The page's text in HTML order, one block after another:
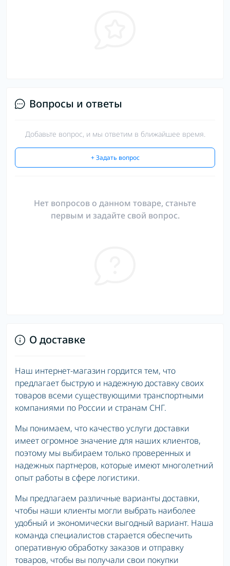
Вопросы и ответы
Добавьте вопрос, и мы ответим в ближайшее время.
+ Задать вопрос
Нет вопросов о данном товаре, станьте
первым и задайте свой вопрос.
О доставке
Наш интернет-магазин гордится тем, что
предлагает быструю и надежную доставку своих
товаров всеми существующими транспортными
компаниями по России и странам СНГ.
Мы понимаем, что качество услуги доставки
имеет огромное значение для наших клиентов,
поэтому мы выбираем только проверенных и
надежных партнеров, которые имеют многолетний
опыт работы в сфере логистики.
Мы предлагаем различные варианты доставки,
чтобы наши клиенты могли выбрать наиболее
удобный и экономически выгодный вариант. Наша
команда специалистов старается обеспечить
оперативную обработку заказов и отправку
товаров, чтобы вы получали свои покупки